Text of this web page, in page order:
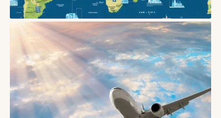
Як безпечно бронювати житло в Європі: поради
03/06/2026